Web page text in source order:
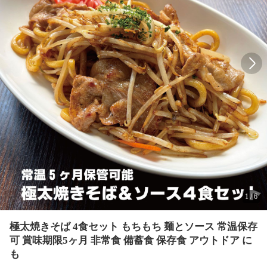
1 /6
極太焼きそば 4食セット もちもち 麺とソース 常温保存
可 賞味期限5ヶ月 非常食 備蓄食 保存食 アウトドア に
も